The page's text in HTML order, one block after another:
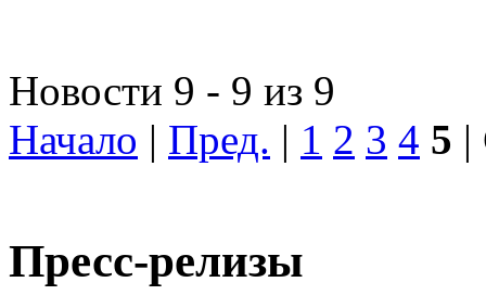
Новости 9 - 9 из 9
Начало | Пред. | 1 2 3 4 5 |
Пресс-релизы